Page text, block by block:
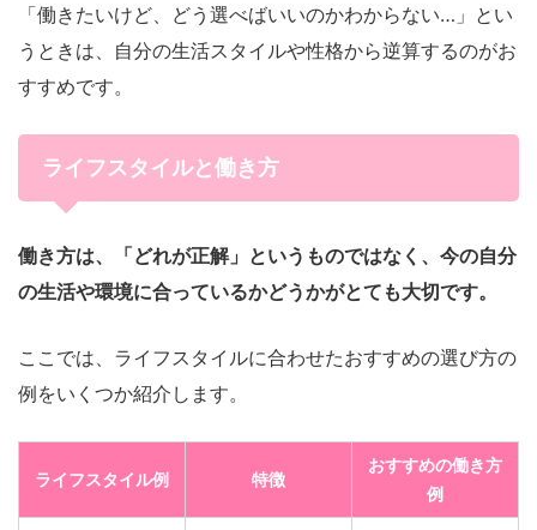
「働きたいけど、どう選べばいいのかわからない…」とい
うときは、自分の生活スタイルや性格から逆算するのがお
すすめです。
ライフスタイルと働き方
働き方は、「どれが正解」というものではなく、今の自分
の生活や環境に合っているかどうかがとても大切です。
ここでは、ライフスタイルに合わせたおすすめの選び方の
例をいくつか紹介します。
ライフスタイル例 特徴
おすすめの働き方
例